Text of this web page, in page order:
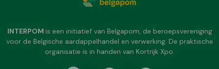
INTERPOM is een initiatief van Belgapom, de beroepsvereniging
voor de Belgische aardappelhandel en verwerking. De praktische
organisatie is in handen van Kortrijk Xpo.